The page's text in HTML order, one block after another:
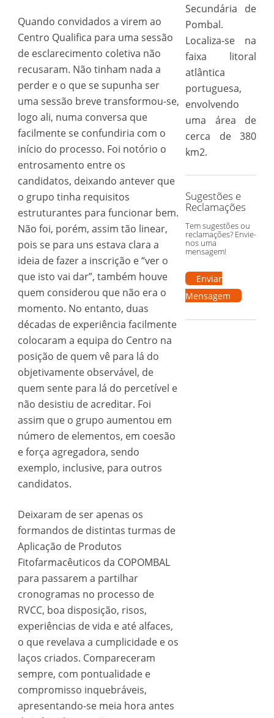
Quando convidados a virem ao
Centro Qualifica para uma sessão
de esclarecimento coletiva não
recusaram. Não tinham nada a
perder e o que se supunha ser
uma sessão breve transformou-se,
logo ali, numa conversa que
facilmente se confundiria com o
início do processo. Foi notório o
entrosamento entre os
candidatos, deixando antever que
o grupo tinha requisitos
estruturantes para funcionar bem.
Não foi, porém, assim tão linear,
pois se para uns estava clara a
ideia de fazer a inscrição e “ver o
que isto vai dar”, também houve
quem considerou que não era o
momento. No entanto, duas
décadas de experiência facilmente
colocaram a equipa do Centro na
posição de quem vê para lá do
objetivamente observável, de
quem sente para lá do percetível e
não desistiu de acreditar. Foi
assim que o grupo aumentou em
número de elementos, em coesão
e força agregadora, sendo
exemplo, inclusive, para outros
candidatos.
Deixaram de ser apenas os
formandos de distintas turmas de
Aplicação de Produtos
Fitofarmacêuticos da COPOMBAL
para passarem a partilhar
cronogramas no processo de
RVCC, boa disposição, risos,
experiências de vida e até alfaces,
o que revelava a cumplicidade e os
laços criados. Compareceram
sempre, com pontualidade e
compromisso inquebráveis,
apresentando-se meia hora antes
Secundária de
Pombal.
Localiza-se na
faixa litoral
atlântica
portuguesa,
envolvendo
uma área de
cerca de 380
km2.
Sugestões e
Reclamações
Tem sugestões ou
reclamações? Envie-
nos uma
mensagem!
Enviar
Mensagem